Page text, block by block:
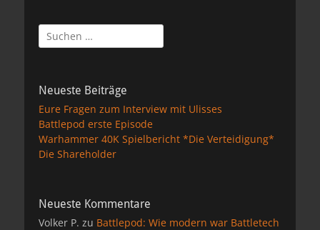
Suchen
nach:
Neueste Beiträge
Eure Fragen zum Interview mit Ulisses
Battlepod erste Episode
Warhammer 40K Spielbericht *Die Verteidigung*
Die Shareholder
Neueste Kommentare
Volker P. zu Battlepod: Wie modern war Battletech